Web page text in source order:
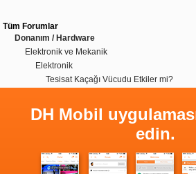
Tüm Forumlar
Donanım / Hardware
Elektronik ve Mekanik
Elektronik
Tesisat Kaçağı Vücudu Etkiler mi?
DH Mobil
edin.